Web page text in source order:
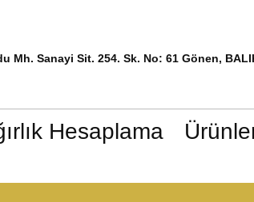
Mh. Sanayi Sit. 254. Sk. No: 61 Gönen,
Hesaplama